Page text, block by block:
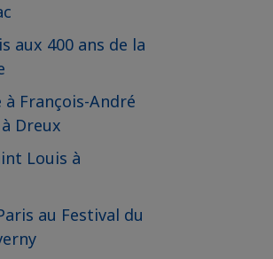
aux 400 ans de la
François-André
Dreux
Louis à
au Festival du